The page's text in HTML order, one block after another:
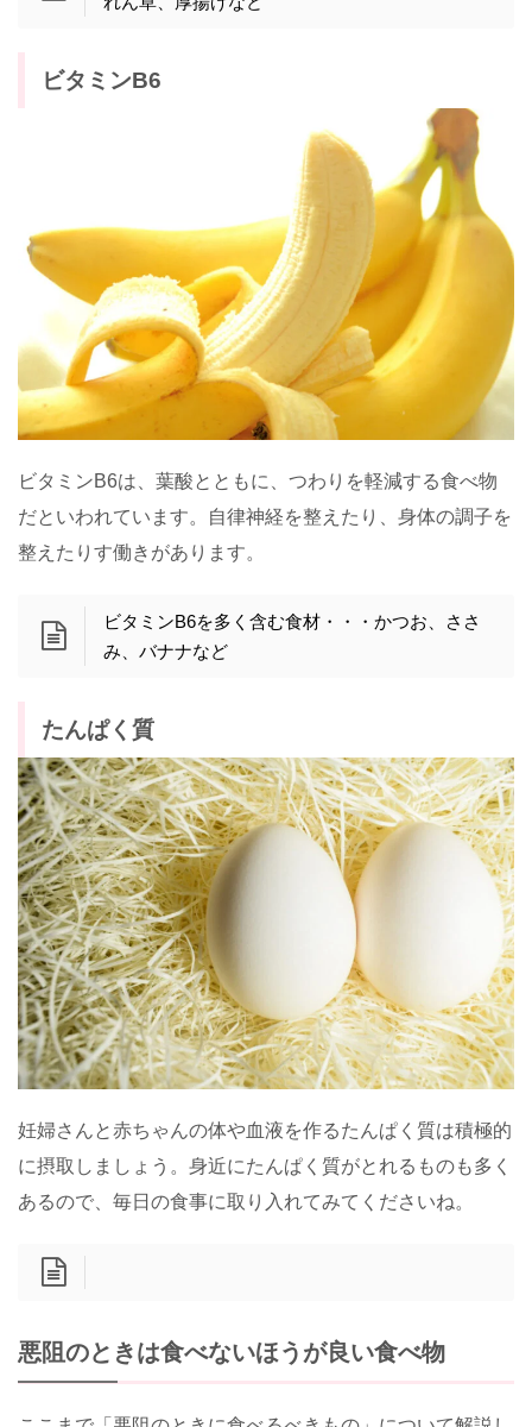
ビタミンB6
ビタミンB6は、葉酸とともに、つわりを軽減する食べ物
だといわれています。自律神経を整えたり、身体の調子を
整えたりす働きがあります。
ビタミンB6を多く含む食材・・・かつお、ささ
み、バナナなど
たんぱく質
妊婦さんと赤ちゃんの体や血液を作るたんぱく質は積極的
に摂取しましょう。身近にたんぱく質がとれるものも多く
あるので、毎日の食事に取り入れてみてくださいね。
悪阻のときは食べないほうが良い食べ物